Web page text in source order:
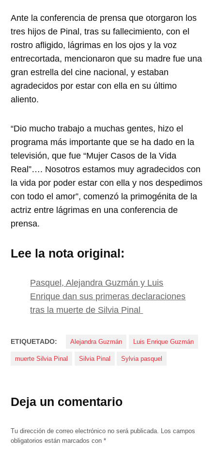
Ante la conferencia de prensa que otorgaron los
tres hijos de Pinal, tras su fallecimiento, con el
rostro afligido, lágrimas en los ojos y la voz
entrecortada, mencionaron que su madre fue una
gran estrella del cine nacional, y estaban
agradecidos por estar con ella en su último
aliento.
“Dio mucho trabajo a muchas gentes, hizo el
programa más importante que se ha dado en la
televisión, que fue “Mujer Casos de la Vida
Real”…. Nosotros estamos muy agradecidos con
la vida por poder estar con ella y nos despedimos
con todo el amor”, comenzó la primogénita de la
actriz entre lágrimas en una conferencia de
prensa.
Lee la nota original:
Pasquel, Alejandra Guzmán y Luis
Enrique dan sus primeras declaraciones
tras la muerte de Silvia Pinal
ETIQUETADO: Alejandra Guzmán Luis Enrique Guzmán
muerte Silvia Pinal Silvia Pinal Sylvia pasquel
Deja un comentario
Tu dirección de correo electrónico no será publicada.
Los campos
obligatorios están marcados con*